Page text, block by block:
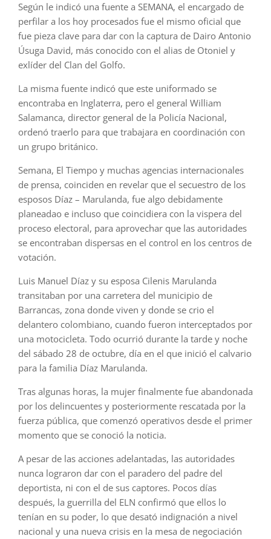
Según le indicó una fuente a SEMANA, el encargado de
perfilar a los hoy procesados fue el mismo oficial que
fue pieza clave para dar con la captura de Dairo Antonio
Úsuga David, más conocido con el alias de Otoniel y
exlíder del Clan del Golfo.
La misma fuente indicó que este uniformado se
encontraba en Inglaterra, pero el general William
Salamanca, director general de la Policía Nacional,
ordenó traerlo para que trabajara en coordinación con
un grupo británico.
Semana, El Tiempo y muchas agencias internacionales
de prensa, coinciden en revelar que el secuestro de los
esposos Díaz – Marulanda, fue algo debidamente
planeadao e incluso que coincidiera con la vispera del
proceso electoral, para aprovechar que las autoridades
se encontraban dispersas en el control en los centros de
votación.
Luis Manuel Díaz y su esposa Cilenis Marulanda
transitaban por una carretera del municipio de
Barrancas, zona donde viven y donde se crio el
delantero colombiano, cuando fueron interceptados por
una motocicleta. Todo ocurrió durante la tarde y noche
del sábado 28 de octubre, día en el que inició el calvario
para la familia Díaz Marulanda.
Tras algunas horas, la mujer finalmente fue abandonada
por los delincuentes y posteriormente rescatada por la
fuerza pública, que comenzó operativos desde el primer
momento que se conoció la noticia.
A pesar de las acciones adelantadas, las autoridades
nunca lograron dar con el paradero del padre del
deportista, ni con el de sus captores. Pocos días
después, la guerrilla del ELN confirmó que ellos lo
tenían en su poder, lo que desató indignación a nivel
nacional y una nueva crisis en la mesa de negociación